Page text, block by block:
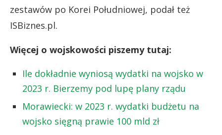
zestawów po Korei Południowej, podał też
ISBiznes.pl.
Więcej o wojskowości piszemy tutaj:
Ile dokładnie wyniosą wydatki na wojsko w
2023 r. Bierzemy pod lupę plany rządu
Morawiecki: w 2023 r. wydatki budżetu na
wojsko sięgną prawie 100 mld zł